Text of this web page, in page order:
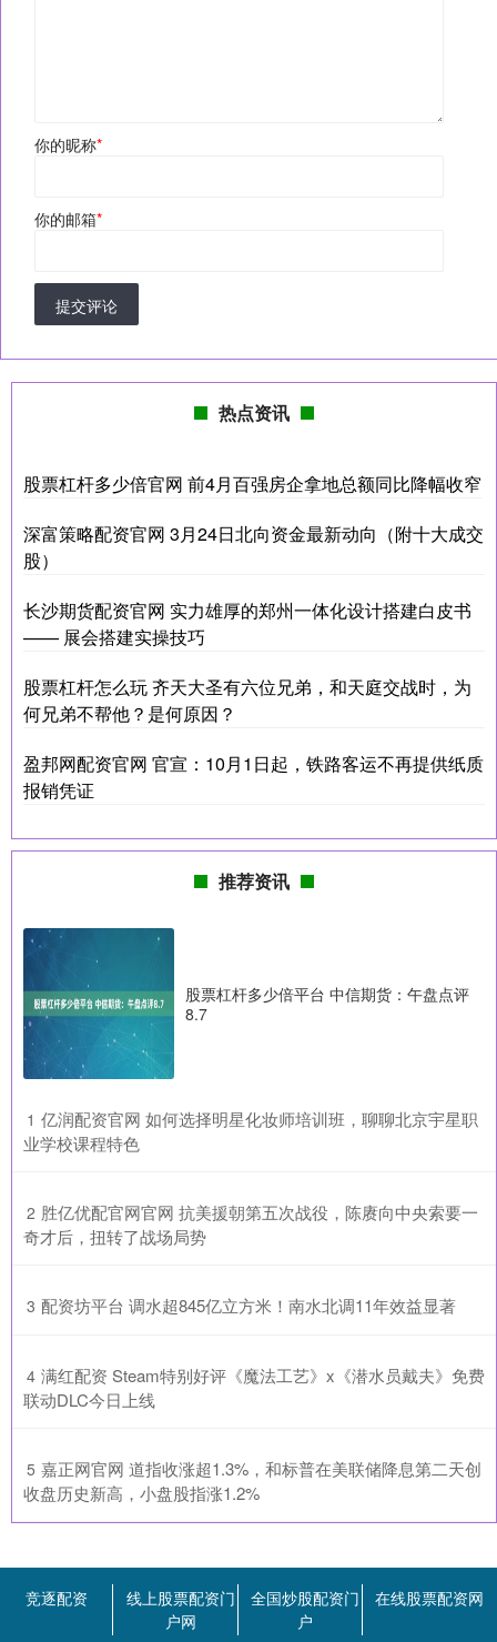
你的昵称*
你的邮箱*
提交评论
热点资讯
股票杠杆多少倍官网 前4月百强房企拿地总额同比降幅收窄
深富策略配资官网 3月24日北向资金最新动向（附十大成交
股）
长沙期货配资官网 实力雄厚的郑州一体化设计搭建白皮书
—— 展会搭建实操技巧
股票杠杆怎么玩 齐天大圣有六位兄弟，和天庭交战时，为
何兄弟不帮他？是何原因？
盈邦网配资官网 官宣：10月1日起，铁路客运不再提供纸质
报销凭证
推荐资讯
股票杠杆多少倍平台 中信期货：午盘点评
8.7
1 ​亿润配资官网 如何选择明星化妆师培训班，聊聊北京宇星职
业学校课程特色
2 ​胜亿优配官网官网 抗美援朝第五次战役，陈赓向中央索要一
奇才后，扭转了战场局势
3 ​配资坊平台 调水超845亿立方米！南水北调11年效益显著
4 ​满红配资 Steam特别好评《魔法工艺》x《潜水员戴夫》免费
联动DLC今日上线
5 ​嘉正网官网 道指收涨超1.3%，和标普在美联储降息第二天创
收盘历史新高，小盘股指涨1.2%
竞逐配资
线上股票配资门
户网
全国炒股配资门
户
在线股票配资网